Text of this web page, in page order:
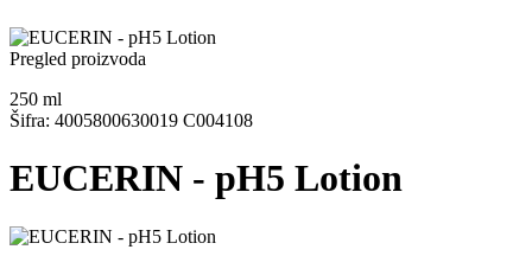
Pregled proizvoda
250 ml
Šifra: 4005800630019 C004108
EUCERIN - pH5 Lotion